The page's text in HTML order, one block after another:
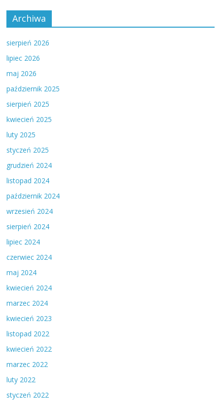
Archiwa
sierpień 2026
lipiec 2026
maj 2026
październik 2025
sierpień 2025
kwiecień 2025
luty 2025
styczeń 2025
grudzień 2024
listopad 2024
październik 2024
wrzesień 2024
sierpień 2024
lipiec 2024
czerwiec 2024
maj 2024
kwiecień 2024
marzec 2024
kwiecień 2023
listopad 2022
kwiecień 2022
marzec 2022
luty 2022
styczeń 2022